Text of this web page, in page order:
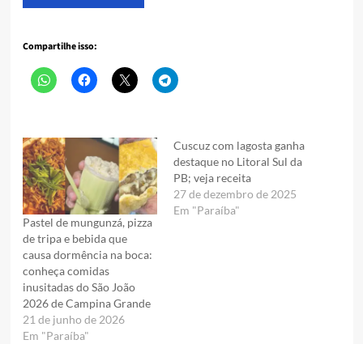
Compartilhe isso:
Pastel de mungunzá, pizza
de tripa e bebida que
causa dormência na boca:
conheça comidas
inusitadas do São João
2026 de Campina Grande
21 de junho de 2026
Em "Paraíba"
Cuscuz com lagosta ganha
destaque no Litoral Sul da
PB; veja receita
27 de dezembro de 2025
Em "Paraíba"